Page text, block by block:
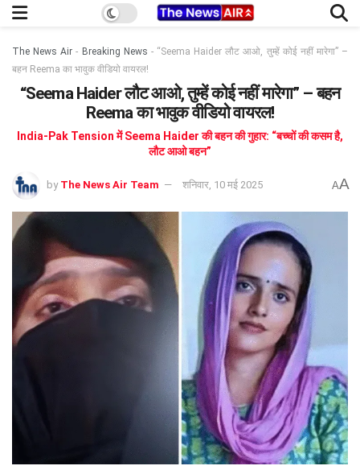
The News Air - Breaking News - “Seema Haider लौट आओ, तुम्हें कोई नहीं मारेगा” –
बहन Reema का भावुक वीडियो वायरल!
“Seema Haider लौट आओ, तुम्हें कोई नहीं मारेगा” – बहन
Reema का भावुक वीडियो वायरल!
India-Pak Tension में Seema Haider की बहन की गुहार: “बच्चों की कसम है,
लौट आओ बहन”
by The News Air Team शनिवार, 10 मई 2025 AA